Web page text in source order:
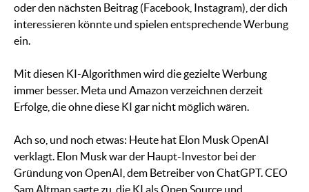
oder den nächsten Beitrag (Facebook, Instagram), der dich
interessieren könnte und spielen entsprechende Werbung
ein.
Mit diesen KI-Algorithmen wird die gezielte Werbung
immer besser. Meta und Amazon verzeichnen derzeit
Erfolge, die ohne diese KI gar nicht möglich wären.
Ach so, und noch etwas: Heute hat Elon Musk OpenAI
verklagt. Elon Musk war der Haupt-Investor bei der
Gründung von OpenAI, dem Betreiber von ChatGPT. CEO
Sam Altman sagte zu, die KI als Open Source und